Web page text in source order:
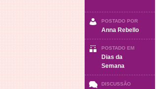
POSTADO POR
Anna Rebello
POSTADO EM
Dias da
Semana
DISCUSSÃO